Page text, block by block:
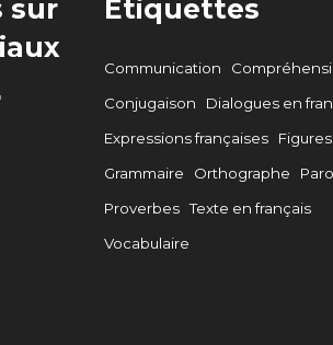
sur
Étiquettes
Communication
Conjugaison
Dialogues en
Expressions françaises
Grammaire
Orthographe
Proverbes Texte en français
Vocabulaire